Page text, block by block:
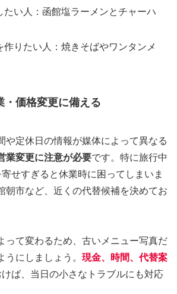
たい人：函館塩ラーメンとチャーハ
作りたい人：焼きそばやワンタンメ
・価格変更に備える
や定休日の情報が媒体によって異なる
業変更に注意が必要です。特に旅行中
せすぎると休業時に困ってしまいま
朝市など、近くの代替候補を決めてお
って変わるため、古いメニュー写真だ
うにしましょう。 現金、時間、代替案
ば、当日の小さなトラブルにも対応